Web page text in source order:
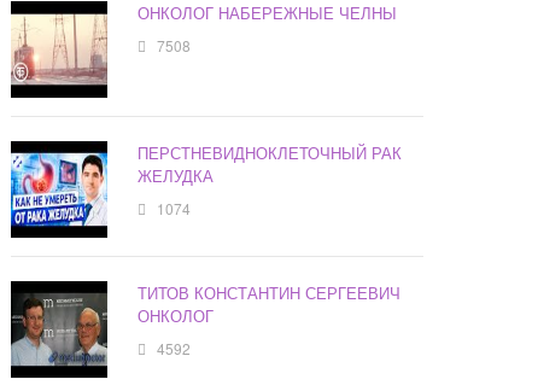
ОНКОЛОГ НАБЕРЕЖНЫЕ ЧЕЛНЫ
7508
ПЕРСТНЕВИДНОКЛЕТОЧНЫЙ РАК
ЖЕЛУДКА
1074
ТИТОВ КОНСТАНТИН СЕРГЕЕВИЧ
ОНКОЛОГ
4592